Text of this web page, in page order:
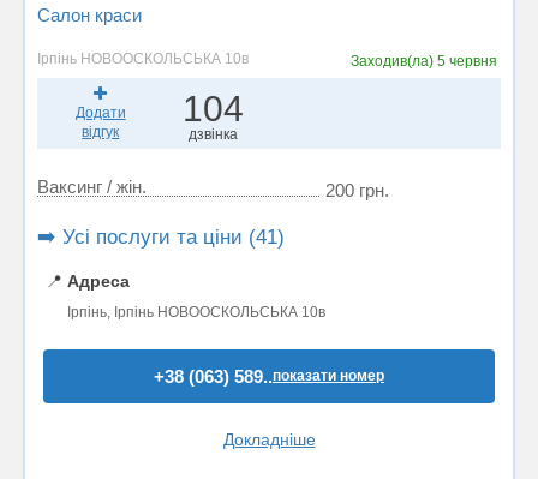
Салон краси
Ірпінь НОВООСКОЛЬСЬКА 10в Заходив(ла) 5 червня
Додати
відгук
104
дзвінка
Ваксинг / жін. 200 грн.
➡️ Усі послуги та ціни (41)
📍 Адреса
Ірпінь, Ірпінь НОВООСКОЛЬСЬКА 10в
+38 (063) 589..показати номер
Докладніше